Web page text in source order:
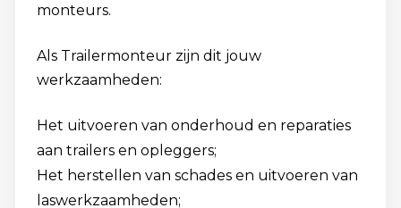
monteurs.
Als Trailermonteur zijn dit jouw
werkzaamheden:
Het uitvoeren van onderhoud en reparaties
aan trailers en opleggers;
Het herstellen van schades en uitvoeren van
laswerkzaamheden;